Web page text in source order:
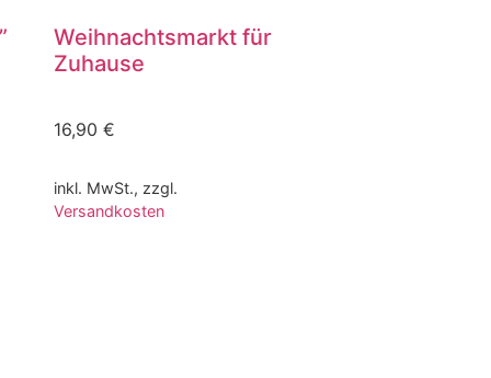
Weihnachtsmarkt für
Zuhause
16,90€
inkl. MwSt., zzgl.
Versandkosten